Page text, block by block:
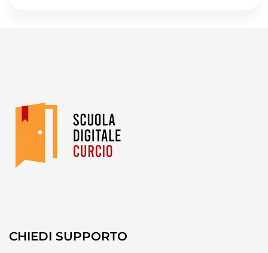
CHIEDI SUPPORTO